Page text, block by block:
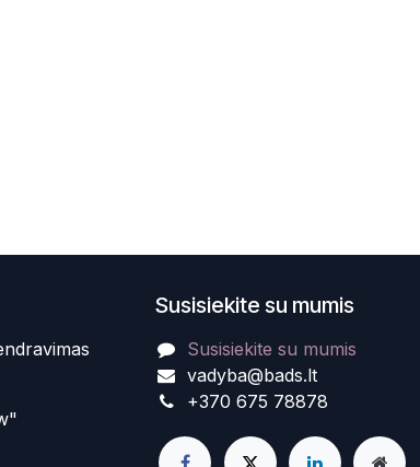
Susisiekite su mumis
Susisiekite su mumis
vadyba@bads.lt
+370 675 78878